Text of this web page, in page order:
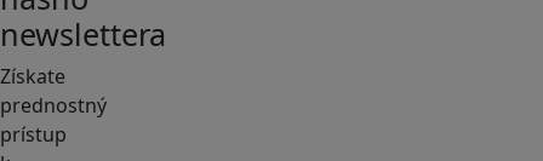
newslettera
Získate
prednostný
prístup